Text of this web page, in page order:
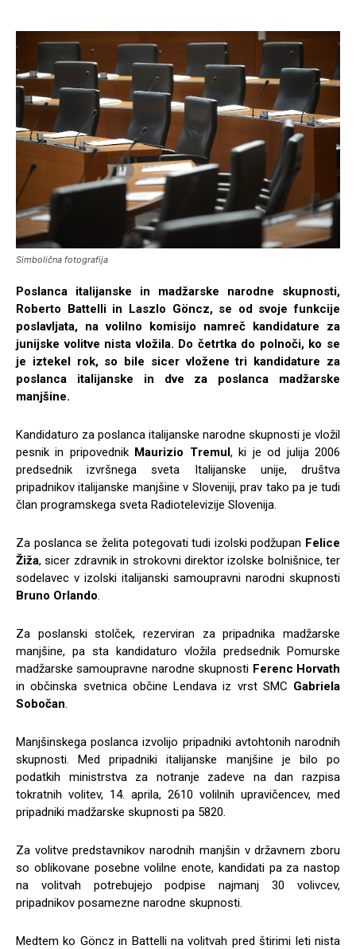
Simbolična fotografija
Poslanca italijanske in madžarske narodne skupnosti,
Roberto Battelli in Laszlo Göncz, se od svoje funkcije
poslavljata, na volilno komisijo namreč kandidature za
junijske volitve nista vložila. Do četrtka do polnoči, ko se
je iztekel rok, so bile sicer vložene tri kandidature za
poslanca italijanske in dve za poslanca madžarske
manjšine.
Kandidaturo za poslanca italijanske narodne skupnosti je vložil
pesnik in pripovednik Maurizio Tremul, ki je od julija 2006
predsednik izvršnega sveta Italijanske unije, društva
pripadnikov italijanske manjšine v Sloveniji, prav tako pa je tudi
član programskega sveta Radiotelevizije Slovenija.
Za poslanca se želita potegovati tudi izolski podžupan Felice
Žiža, sicer zdravnik in strokovni direktor izolske bolnišnice, ter
sodelavec v izolski italijanski samoupravni narodni skupnosti
Bruno Orlando
Za poslanski stolček, rezerviran za pripadnika madžarske
manjšine, pa sta kandidaturo vložila predsednik Pomurske
madžarske samoupravne narodne skupnosti Ferenc Horvath
in občinska svetnica občine Lendava iz vrst SMC Gabriela
Sobočan
Manjšinskega poslanca izvolijo pripadniki avtohtonih narodnih
skupnosti. Med pripadniki italijanske manjšine je bilo po
podatkih ministrstva za notranje zadeve na dan razpisa
tokratnih volitev, 14. aprila, 2610 volilnih upravičencev, med
pripadniki madžarske skupnosti pa 5820.
Za volitve predstavnikov narodnih manjšin v državnem zboru
so oblikovane posebne volilne enote, kandidati pa za nastop
na volitvah potrebujejo podpise najmanj 30 volivcev,
pripadnikov posamezne narodne skupnosti.
Medtem ko Göncz in Battelli na volitvah pred štirimi leti nista